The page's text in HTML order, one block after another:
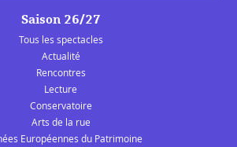
Saison 26/27
Tous les spectacles
Actualité
Rencontres
Lecture
Conservatoire
Arts de la rue
Européennes du Patrimoine